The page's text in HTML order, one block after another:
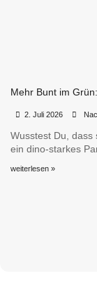
Mehr Bunt im
2. Juli 2026
Wusstest Du, dass
ein dino-starkes
weiterlesen »